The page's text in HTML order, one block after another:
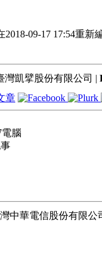
2018-09-17 17:54重新
灣凱擘股份有限公司 |
電腦
中華電信股份有限公